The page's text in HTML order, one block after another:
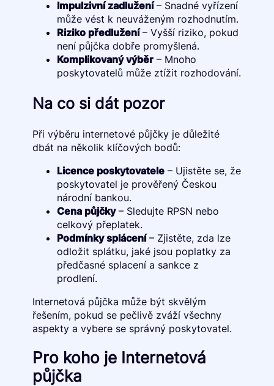
Impulzivní zadlužení– Snadné vyřízení
může vést k neuváženým rozhodnutím.
Riziko předlužení– Vyšší riziko, pokud
není půjčka dobře promyšlená.
Komplikovaný výběr– Mnoho
poskytovatelů může ztížit rozhodování.
Na co si dát pozor
Při výběru internetové půjčky je důležité
dbát na několik klíčových bodů:
Licence poskytovatele– Ujistěte se, že
poskytovatel je prověřený Českou
národní bankou.
Cena půjčky– Sledujte RPSN nebo
celkový přeplatek.
Podmínky splácení– Zjistěte, zda lze
odložit splátku, jaké jsou poplatky za
předčasné splacení a sankce z
prodlení.
Internetová půjčka může být skvělým
řešením, pokud se pečlivě zváží všechny
aspekty a vybere se správný poskytovatel.
Pro koho je Internetová
půjčka